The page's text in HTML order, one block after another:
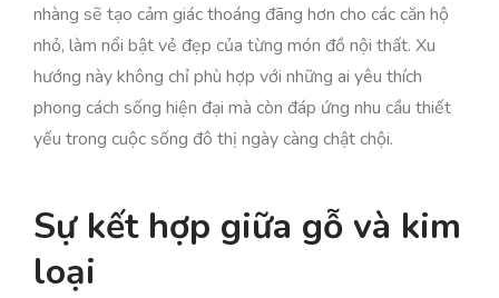
nhàng sẽ tạo cảm giác thoáng đãng hơn cho các căn hộ
nhỏ, làm nổi bật vẻ đẹp của từng món đồ nội thất. Xu
hướng này không chỉ phù hợp với những ai yêu thích
phong cách sống hiện đại mà còn đáp ứng nhu cầu thiết
yếu trong cuộc sống đô thị ngày càng chật chội.
Sự kết hợp giữa gỗ và kim
loại